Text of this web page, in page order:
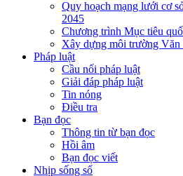
Quy hoạch mạng lưới cơ
2045
Chương trình Mục tiêu
Xây dựng môi trường Văn
Pháp luật
Cầu nối pháp luật
Giải đáp pháp luật
Tin nóng
Điều tra
Bạn đọc
Thông tin từ bạn đọc
Hồi âm
Bạn đọc viết
Nhịp sống số